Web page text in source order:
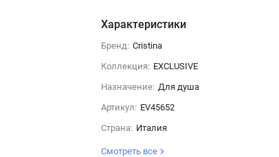
Характеристики
Бренд: Cristina
Коллекция: EXCLUSIVE
Назначение: Для душа
Артикул: EV45652
Страна: Италия
Смотреть все